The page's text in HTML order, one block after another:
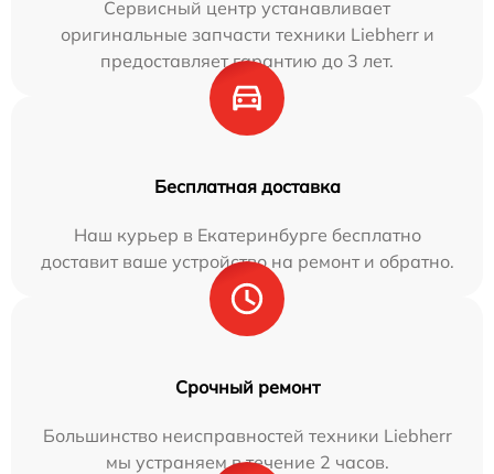
Сервисный центр устанавливает
оригинальные запчасти техники Liebherr и
предоставляет гарантию до 3 лет.
Бесплатная доставка
Наш курьер в Екатеринбурге бесплатно
доставит ваше устройство на ремонт и обратно.
Срочный ремонт
Большинство неисправностей техники Liebherr
мы устраняем в течение 2 часов.